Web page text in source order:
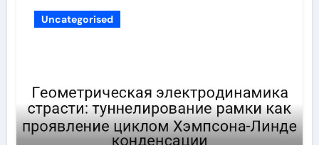
Uncategorised